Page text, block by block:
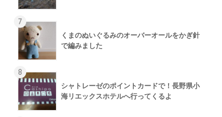
7
くまのぬいぐるみのオーバーオールをかぎ針
で編みました
8
シャトレーゼのポイントカードで！長野県小
海リエックスホテルへ行ってくるよ